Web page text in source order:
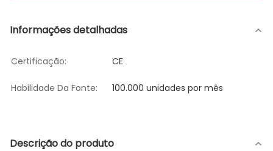
Informações detalhadas
Certificação: CE
Habilidade Da Fonte: 100.000 unidades por mês
Descrição do produto